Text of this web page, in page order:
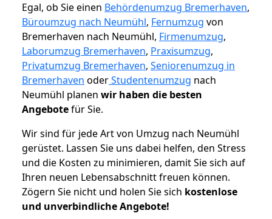
Egal, ob Sie einen Behördenumzug Bremerhaven,
Büroumzug nach Neumühl, Fernumzug von
Bremerhaven nach Neumühl, Firmenumzug,
Laborumzug Bremerhaven, Praxisumzug,
Privatumzug Bremerhaven, Seniorenumzug in
Bremerhaven oderStudentenumzug nach
Neumühl planen wir haben die besten
Angebotefür Sie.
Wir sind für jede Art von Umzug nach Neumühl
gerüstet. Lassen Sie uns dabei helfen, den Stress
und die Kosten zu minimieren, damit Sie sich auf
Ihren neuen Lebensabschnitt freuen können.
Zögern Sie nicht und holen Sie sich kostenlose
und unverbindliche Angebote!